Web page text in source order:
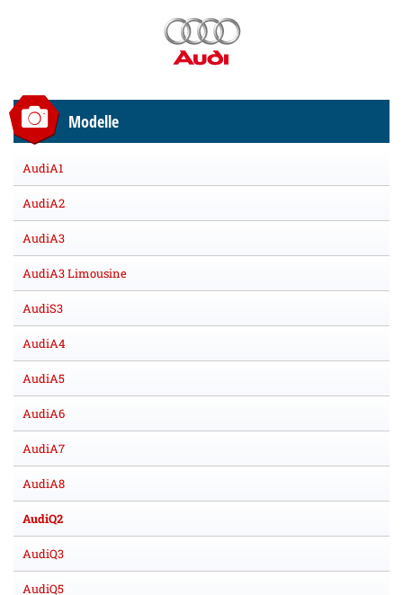
Modelle
AudiA1
AudiA2
AudiA3
AudiA3 Limousine
AudiS3
AudiA4
AudiA5
AudiA6
AudiA7
AudiA8
AudiQ2
AudiQ3
AudiQ5